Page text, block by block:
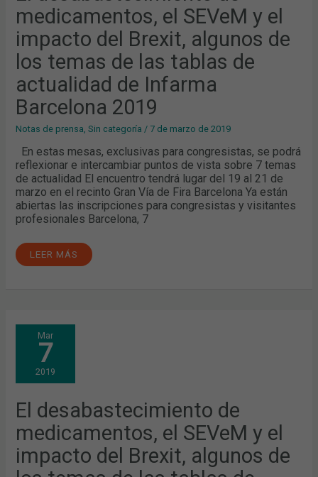
medicamentos, el SEVeM y el
impacto del Brexit, algunos de
los temas de las tablas de
actualidad de Infarma
Barcelona 2019
Notas de prensa ,Sin categoría / 7 de marzo de 2019
En estas mesas, exclusivas para congresistas, se podrá
reflexionar e intercambiar puntos de vista sobre 7 temas
de actualidad El encuentro tendrá lugar del 19 al 21 de
marzo en el recinto Gran Vía de Fira Barcelona Ya están
abiertas las inscripciones para congresistas y visitantes
profesionales Barcelona, 7
LEER MÁS
Mar
7
2019
El desabastecimiento de
medicamentos, el SEVeM y el
impacto del Brexit, algunos de
EL
DESABASTECIMIENTO
DE
MEDICAMENTOS,
SEVEM
Y
IMPACTO
DEL
BREXIT,
ALGUNOS
DE
TEMAS
DE